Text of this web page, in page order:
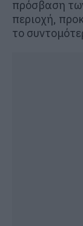
πρόσβαση
περιοχή,
το